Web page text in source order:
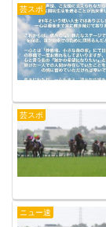
芸スポ
芸スポ
ニュー速